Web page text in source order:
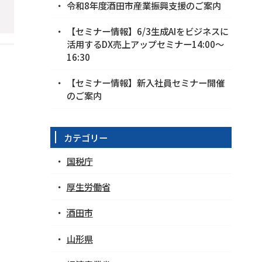
令和8年度酒田市産業振興支援のご案内
【セミナー情報】6/3生成AIをビジネスに
活用するDX売上アップセミナー14:00～
16:30
【セミナー情報】新入社員セミナー開催
のご案内
カテゴリー
国税庁
厚生労働省
酒田市
山形県